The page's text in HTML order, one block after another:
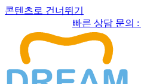
콘텐츠로 건너뛰기
빠른 상담 문의 :